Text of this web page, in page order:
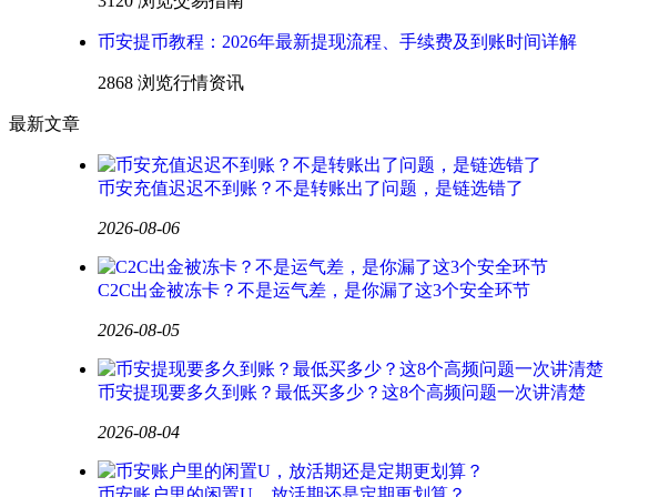
币安提币教程：2026年最新提现流程、手续费及到账时间详解
2868 浏览行情资讯
最新文章
币安充值迟迟不到账？不是转账出了问题，是链选错了
2026-08-06
C2C出金被冻卡？不是运气差，是你漏了这3个安全环节
2026-08-05
币安提现要多久到账？最低买多少？这8个高频问题一次讲清楚
2026-08-04